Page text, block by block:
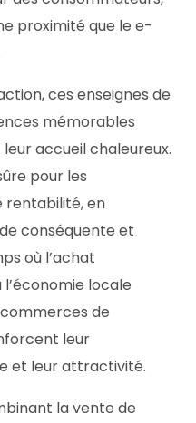
proximité que le e-
ces enseignes de
mémorables
accueil chaleureux.
pour les
rentabilité, en
conséquente et
où l’achat
locale
de
leur
et leur attractivité.
la vente de